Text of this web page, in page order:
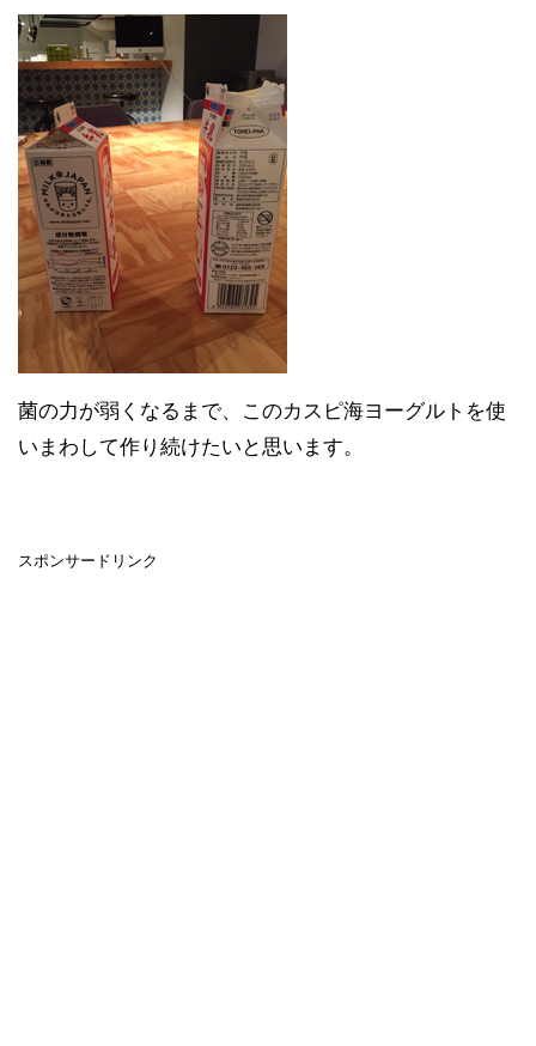
菌の力が弱くなるまで、このカスピ海ヨーグルトを使
いまわして作り続けたいと思います。
スポンサードリンク